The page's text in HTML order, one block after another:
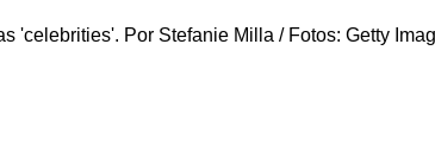
'celebrities'. Por Stefanie Milla / Fotos: Getty